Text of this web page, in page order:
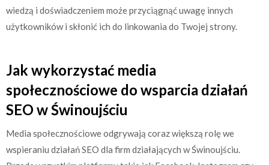
wiedzą i doświadczeniem może przyciągnąć uwagę innych
użytkowników i skłonić ich do linkowania do Twojej strony.
Jak wykorzystać media
społecznościowe do wsparcia działań
SEO w Świnoujściu
Media społecznościowe odgrywają coraz większą rolę we
wspieraniu działań SEO dla firm działających w Świnoujściu.